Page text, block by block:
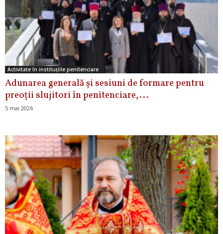
Activitate în instituțiile penitenciare
Adunarea generală și sesiuni de formare pentru
preoții slujitori în penitenciare,...
5 mai 2026